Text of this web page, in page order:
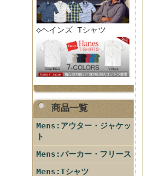
◇ヘインズ Tシャツ
商品一覧
Mens:アウター・ジャケッ
ト
Mens:パーカー・フリース
Mens:Tシャツ